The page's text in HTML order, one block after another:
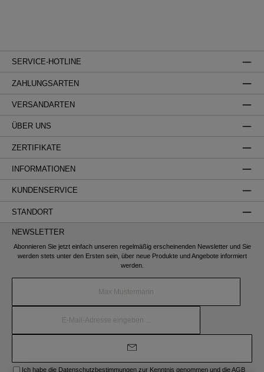
SERVICE-HOTLINE
ZAHLUNGSARTEN
VERSANDARTEN
ÜBER UNS
ZERTIFIKATE
INFORMATIONEN
KUNDENSERVICE
STANDORT
NEWSLETTER
Abonnieren Sie jetzt einfach unseren regelmäßig erscheinenden Newsletter und Sie
werden stets unter den Ersten sein, über neue Produkte und Angebote informiert
werden.
Mail-
Ich habe die Datenschutzbestimmungen zur Kenntnis genommen und dieAGB